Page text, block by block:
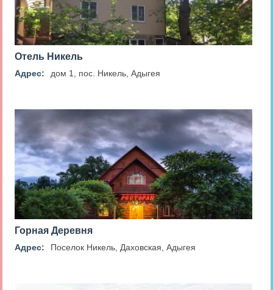
Отель Никель
Адрес: дом 1, пос. Никель, Адыгея
Горная Деревня
Адрес: Поселок Никель, Даховская, Адыгея